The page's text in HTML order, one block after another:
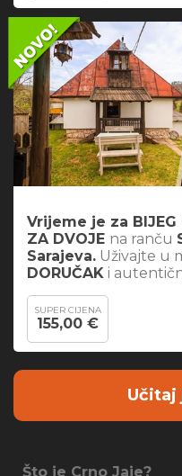
Vrijeme je za BIJEG
ZA DVOJE na ranču
Sarajeva. Uživajte u
DORUČAK i
SUPER CIJENA
155,00 €
Učitaj
Što je Crno Jaje?